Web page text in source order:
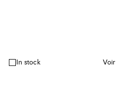
In stock Voir